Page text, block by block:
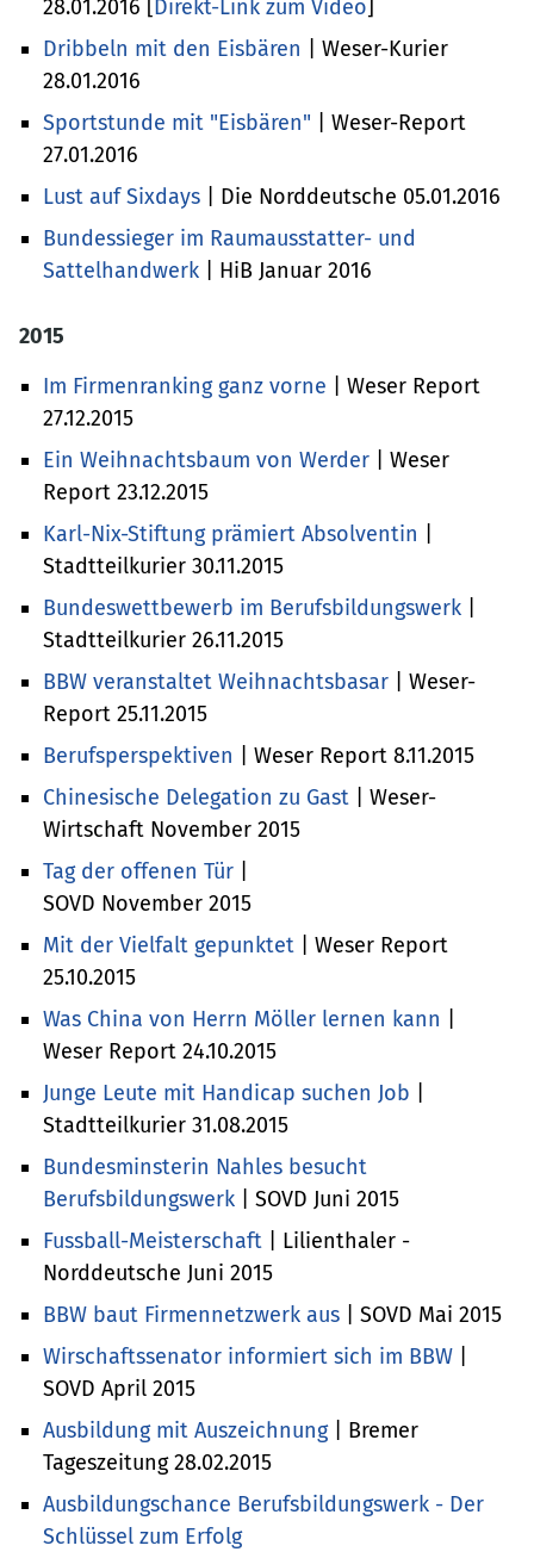
28.01.2016 [ Direkt-Link zum Video
Dribbeln mit den Eisbären | Weser-Kurier
28.01.2016
Sportstunde mit "Eisbären" | Weser-Report
27.01.2016
Lust auf Sixdays | Die Norddeutsche 05.01.2016
Bundessieger im Raumausstatter- und
Sattelhandwerk | HiB Januar 2016
2015
Im Firmenranking ganz vorne | Weser Report
27.12.2015
Ein Weihnachtsbaum von Werder | Weser
Report 23.12.2015
Karl-Nix-Stiftung prämiert Absolventin
Stadtteilkurier 30.11.2015
Bundeswettbewerb im Berufsbildungswerk
Stadtteilkurier 26.11.2015
BBW veranstaltet Weihnachtsbasar | Weser-
Report 25.11.2015
Berufsperspektiven | Weser Report 8.11.2015
Chinesische Delegation zu Gast | Weser-
Wirtschaft November 2015
Tag der offenen Tür
SOVD November 2015
Mit der Vielfalt gepunktet | Weser Report
25.10.2015
Was China von Herrn Möller lernen kann
Weser Report 24.10.2015
Junge Leute mit Handicap suchen Job
Stadtteilkurier 31.08.2015
Bundesminsterin Nahles besucht
Berufsbildungswerk | SOVD Juni 2015
Fussball-Meisterschaft | Lilienthaler -
Norddeutsche Juni 2015
BBW baut Firmennetzwerk aus | SOVD Mai 2015
Wirschaftssenator informiert sich im BBW
SOVD April 2015
Ausbildung mit Auszeichnung| Bremer
Tageszeitung 28.02.2015
Ausbildungschance Berufsbildungswerk - Der
Schlüssel zum Erfolg